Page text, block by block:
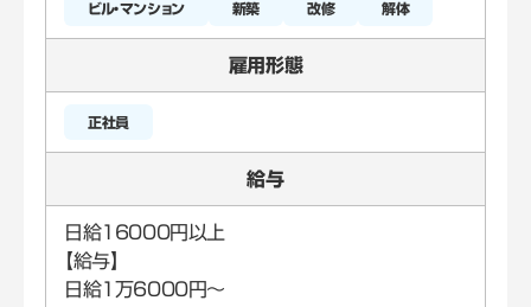
ビル・マンション 新築 改修 解体
雇用形態
正社員
給与
日給16000円以上
【給与】
日給1万6000円～